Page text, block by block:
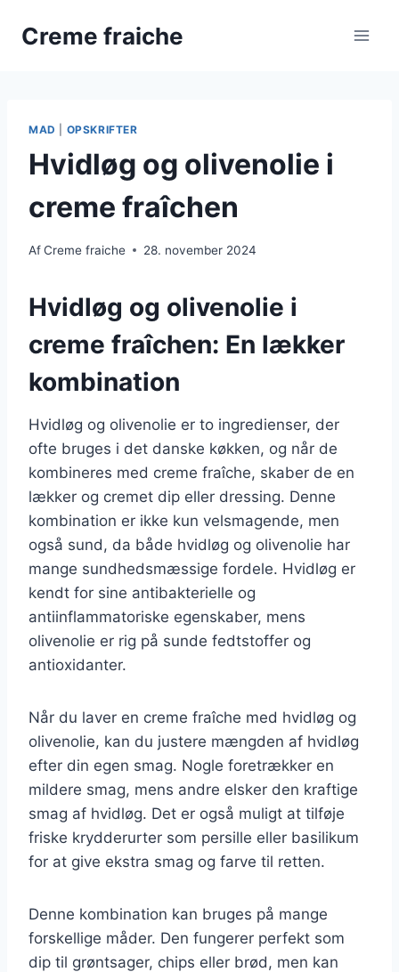
Creme fraiche
MAD OPSKRIFTER
Hvidløg og olivenolie i
creme fraîchen
AfCreme fraiche 28. november 2024
Hvidløg og olivenolie i
creme fraîchen: En lækker
kombination
Hvidløg og olivenolie er to ingredienser, der
ofte bruges i det danske køkken, og når de
kombineres med creme fraîche, skaber de en
lækker og cremet dip eller dressing. Denne
kombination er ikke kun velsmagende, men
også sund, da både hvidløg og olivenolie har
mange sundhedsmæssige fordele. Hvidløg er
kendt for sine antibakterielle og
antiinflammatoriske egenskaber, mens
olivenolie er rig på sunde fedtstoffer og
antioxidanter.
Når du laver en creme fraîche med hvidløg og
olivenolie, kan du justere mængden af hvidløg
efter din egen smag. Nogle foretrækker en
mildere smag, mens andre elsker den kraftige
smag af hvidløg. Det er også muligt at tilføje
friske krydderurter som persille eller basilikum
for at give ekstra smag og farve til retten.
Denne kombination kan bruges på mange
forskellige måder. Den fungerer perfekt som
dip til grøntsager, chips eller brød, men kan